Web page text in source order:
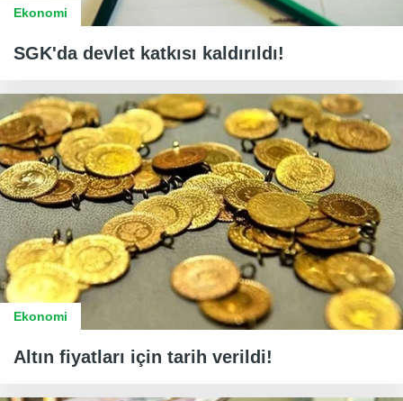
Ekonomi
SGK'da devlet katkısı kaldırıldı!
Ekonomi
Altın fiyatları için tarih verildi!